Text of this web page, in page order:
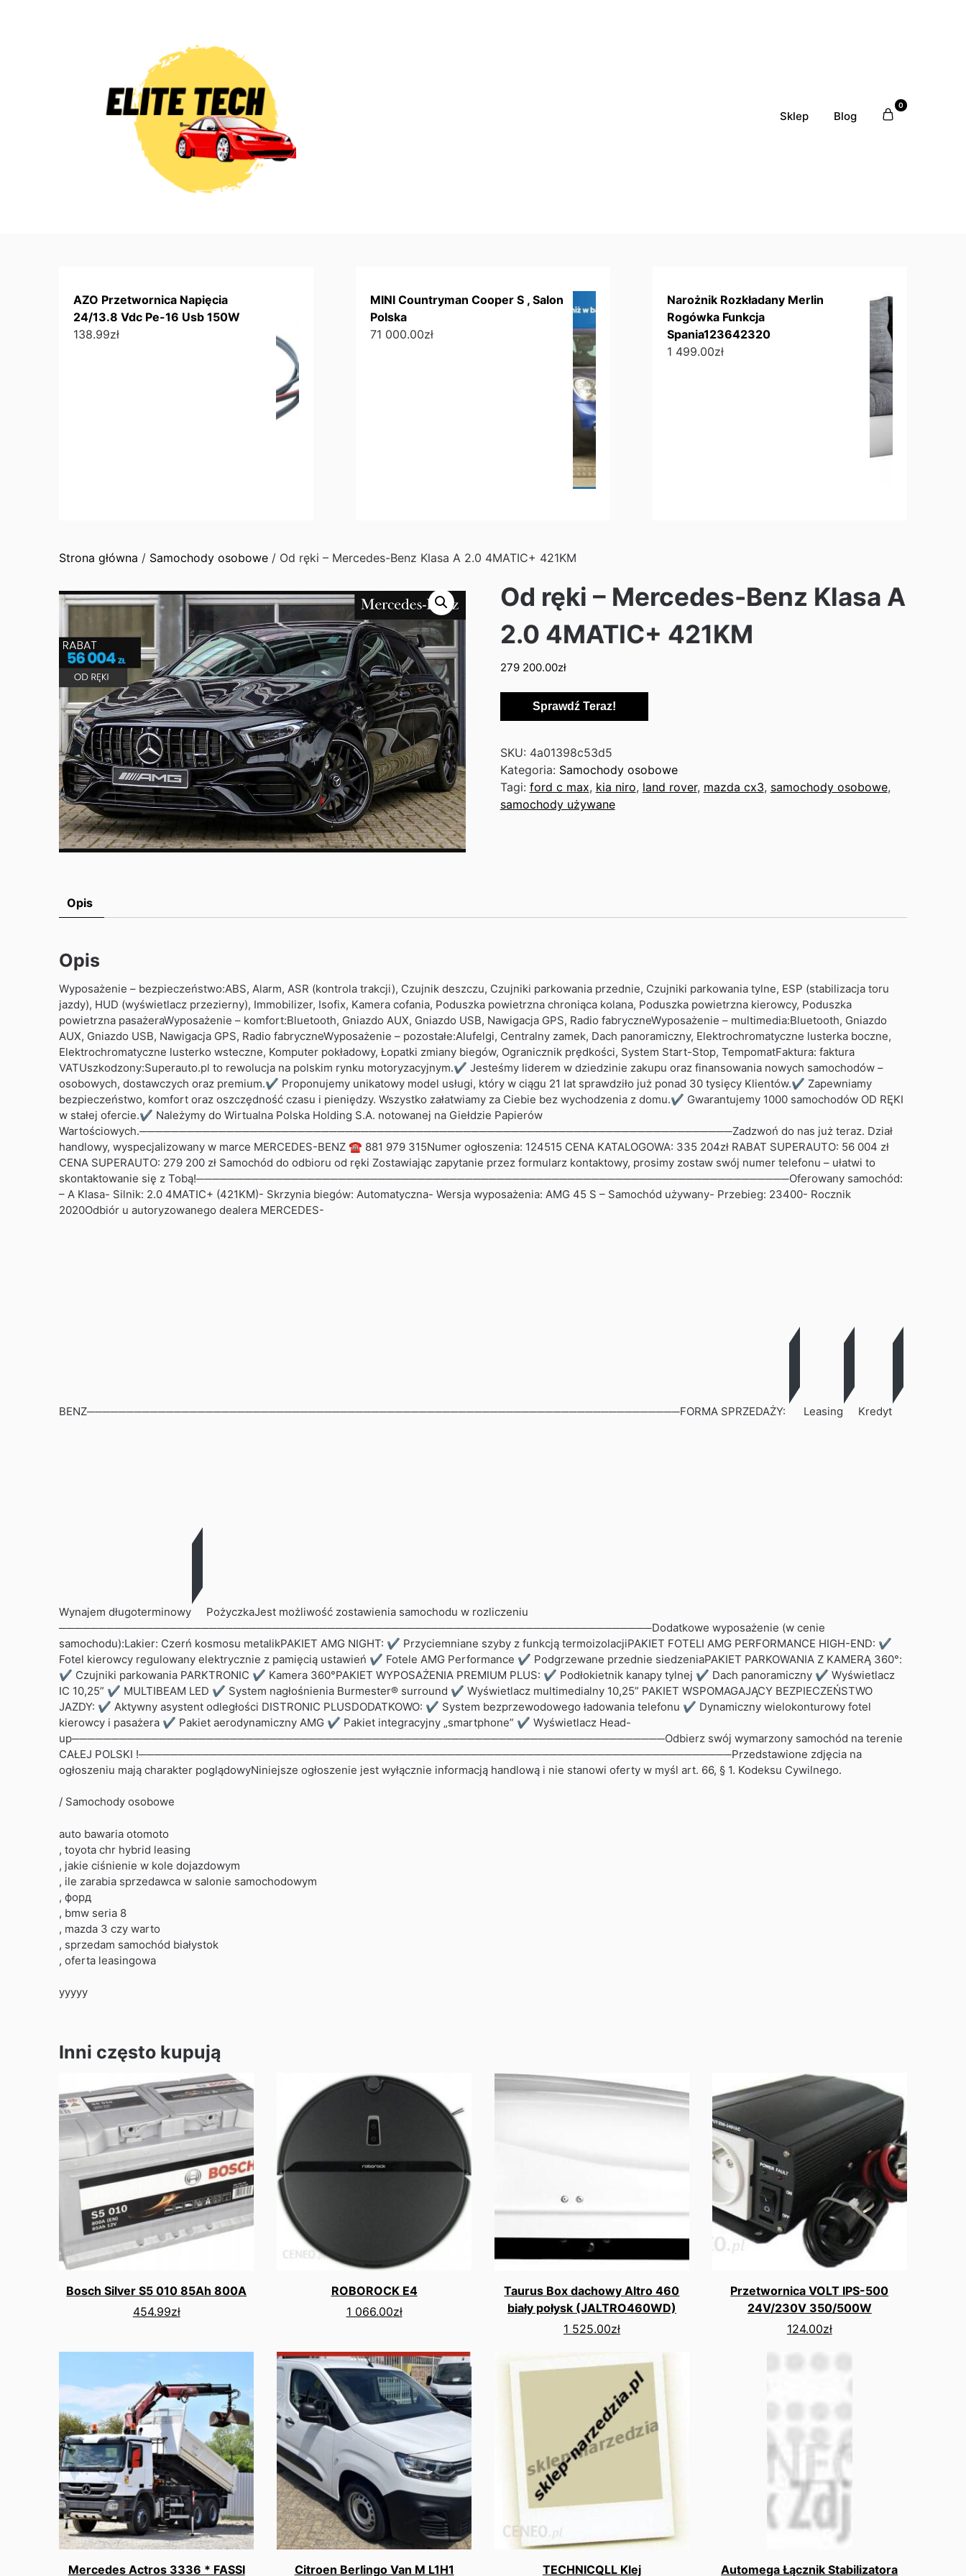
Sklep Blog
0
AZO Przetwornica Napięcia
24/13.8 Vdc Pe-16 Usb 150W
138.99zł
MINI Countryman Cooper S , Salon
Polska
71 000.00zł
Narożnik Rozkładany Merlin
Rogówka Funkcja
Spania123642320
1 499.00zł
Strona główna / Samochody osobowe / Od ręki – Mercedes-Benz Klasa A 2.0 4MATIC+ 421KM
Od ręki – Mercedes-Benz Klasa A
2.0 4MATIC+ 421KM
279 200.00zł
Sprawdź Teraz!
SKU: 4a01398c53d5
Kategoria: Samochody osobowe
Tagi: ford c max, kia niro, land rover, mazda cx3, samochody osobowe,
samochody używane
Opis
Opis
Wyposażenie – bezpieczeństwo:ABS, Alarm, ASR (kontrola trakcji), Czujnik deszczu, Czujniki parkowania przednie, Czujniki parkowania tylne, ESP (stabilizacja toru
jazdy), HUD (wyświetlacz przezierny), Immobilizer, Isofix, Kamera cofania, Poduszka powietrzna chroniąca kolana, Poduszka powietrzna kierowcy, Poduszka
powietrzna pasażeraWyposażenie – komfort:Bluetooth, Gniazdo AUX, Gniazdo USB, Nawigacja GPS, Radio fabryczneWyposażenie – multimedia:Bluetooth, Gniazdo
AUX, Gniazdo USB, Nawigacja GPS, Radio fabryczneWyposażenie – pozostałe:Alufelgi, Centralny zamek, Dach panoramiczny, Elektrochromatyczne lusterka boczne,
Elektrochromatyczne lusterko wsteczne, Komputer pokładowy, Łopatki zmiany biegów, Ogranicznik prędkości, System Start-Stop, TempomatFaktura: faktura
VATUszkodzony:Superauto.pl to rewolucja na polskim rynku motoryzacyjnym.✔ Jesteśmy liderem w dziedzinie zakupu oraz finansowania nowych samochodów –
osobowych, dostawczych oraz premium.✔ Proponujemy unikatowy model usługi, który w ciągu 21 lat sprawdziło już ponad 30 tysięcy Klientów.✔ Zapewniamy
bezpieczeństwo, komfort oraz oszczędność czasu i pieniędzy. Wszystko załatwiamy za Ciebie bez wychodzenia z domu.✔ Gwarantujemy 1000 samochodów OD RĘKI
w stałej ofercie.✔ Należymy do Wirtualna Polska Holding S.A. notowanej na Giełdzie Papierów
Wartościowych.───────────────────────────────────────────────────────────────────────────Zadzwoń do nas już teraz. Dział
handlowy, wyspecjalizowany w marce MERCEDES-BENZ ☎ 881 979 315Numer ogłoszenia: 124515 CENA KATALOGOWA: 335 204zł RABAT SUPERAUTO: 56 004 zł
CENA SUPERAUTO: 279 200 zł Samochód do odbioru od ręki Zostawiając zapytanie przez formularz kontaktowy, prosimy zostaw swój numer telefonu – ułatwi to
skontaktowanie się z Tobą!───────────────────────────────────────────────────────────────────────────Oferowany samochód:
– A Klasa- Silnik: 2.0 4MATIC+ (421KM)- Skrzynia biegów: Automatyczna- Wersja wyposażenia: AMG 45 S – Samochód używany- Przebieg: 23400- Rocznik
2020Odbiór u autoryzowanego dealera MERCEDES-
BENZ───────────────────────────────────────────────────────────────────────────FORMA SPRZEDAŻY: Leasing Kredyt
Wynajem długoterminowy
PożyczkaJest możliwość zostawienia samochodu w rozliczeniu
───────────────────────────────────────────────────────────────────────────Dodatkowe wyposażenie (w cenie
samochodu):Lakier: Czerń kosmosu metalikPAKIET AMG NIGHT: ✔ Przyciemniane szyby z funkcją termoizolacjiPAKIET FOTELI AMG PERFORMANCE HIGH-END: ✔
Fotel kierowcy regulowany elektrycznie z pamięcią ustawień ✔ Fotele AMG Performance ✔ Podgrzewane przednie siedzeniaPAKIET PARKOWANIA Z KAMERĄ 360°:
✔ Czujniki parkowania PARKTRONIC ✔ Kamera 360°PAKIET WYPOSAŻENIA PREMIUM PLUS: ✔ Podłokietnik kanapy tylnej ✔ Dach panoramiczny ✔ Wyświetlacz
IC 10,25” ✔ MULTIBEAM LED ✔ System nagłośnienia Burmester® surround ✔ Wyświetlacz multimedialny 10,25” PAKIET WSPOMAGAJĄCY BEZPIECZEŃSTWO
JAZDY: ✔ Aktywny asystent odległości DISTRONIC PLUSDODATKOWO: ✔ System bezprzewodowego ładowania telefonu ✔ Dynamiczny wielokonturowy fotel
kierowcy i pasażera ✔ Pakiet aerodynamiczny AMG ✔ Pakiet integracyjny „smartphone” ✔ Wyświetlacz Head-
up───────────────────────────────────────────────────────────────────────────Odbierz swój wymarzony samochód na terenie
CAŁEJ POLSKI !───────────────────────────────────────────────────────────────────────────Przedstawione zdjęcia na
ogłoszeniu mają charakter poglądowyNiniejsze ogłoszenie jest wyłącznie informacją handlową i nie stanowi oferty w myśl art. 66, § 1. Kodeksu Cywilnego.
/ Samochody osobowe
auto bawaria otomoto
, toyota chr hybrid leasing
, jakie ciśnienie w kole dojazdowym
, ile zarabia sprzedawca w salonie samochodowym
, форд
, bmw seria 8
, mazda 3 czy warto
, sprzedam samochód białystok
, oferta leasingowa
yyyyy
Inni często kupują
Bosch Silver S5 010 85Ah 800A
454.99zł
ROBOROCK E4
1 066.00zł
Taurus Box dachowy Altro 460
biały połysk (JALTRO460WD)
1 525.00zł
Przetwornica VOLT IPS-500
24V/230V 350/500W
124.00zł
Mercedes Actros 3336 * FASSI Citroen Berlingo Van M L1H1 TECHNICQLL Klej Automega Łącznik Stabilizatora